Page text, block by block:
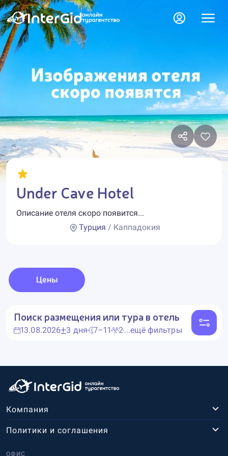
Under Cave Hotel
Описание отеля скоро появится...
Турция / Каппадокия
Цены
Поиск размещения или тура в отель
13.08.2026 3 дня 7–11 2...ещё фильтры
Компания
ОФИС
Политики и соглашения